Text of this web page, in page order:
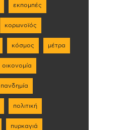
εκπομπές
κορωνοϊός
κόσμος μέτρα
οικονομία
πανδημία
πολιτική
πυρκαγιά